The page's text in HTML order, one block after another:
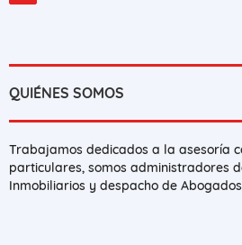
QUIÉNES SOMOS
Trabajamos dedicados a la asesoría
particulares, somos administradores
Inmobiliarios y despacho de